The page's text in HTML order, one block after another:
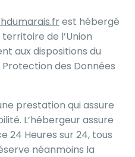
est hébergé
de l’Union
aux dispositions du
des Données
prestation qui assure
L’hébergeur assure
24 Heures sur 24, tous
néanmoins la